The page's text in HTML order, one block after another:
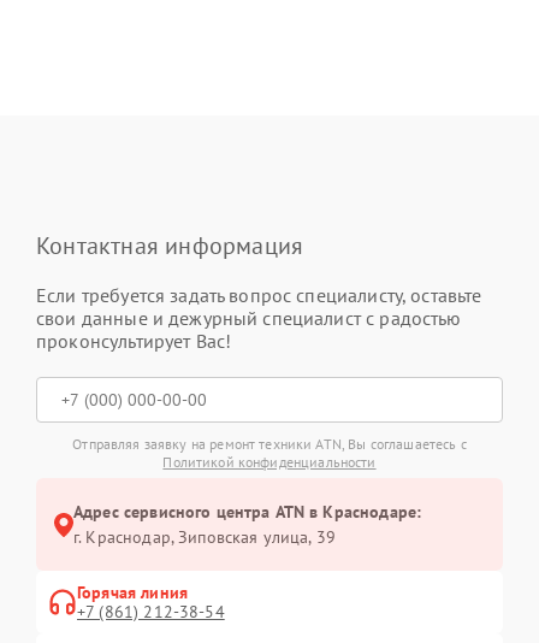
Контактная информация
Если требуется задать вопрос специалисту, оставьте
свои данные и дежурный специалист с радостью
проконсультирует Вас!
Отправляя заявку на ремонт техники ATN, Вы соглашаетесь с
Политикой конфиденциальности
Адрес сервисного центра ATN в Краснодаре:
г. Краснодар, Зиповская улица, 39
Горячая линия
+7 (861) 212-38-54